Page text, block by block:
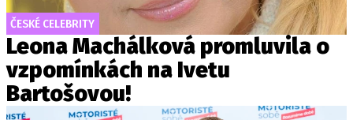
ČESKÉ CELEBRITY
Leona Machálková promluvila o
vzpomínkách na Ivetu
Bartošovou!